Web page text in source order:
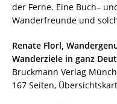
der Ferne. Eine Buch–
Wanderfreunde und
Renate Florl,
Wanderziele in ganz
Bruckmann Verlag
167 Seiten,